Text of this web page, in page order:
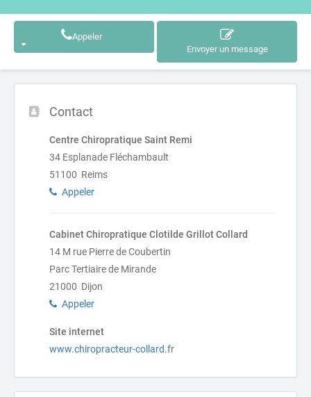
Envoyer un message
Contact
Centre Chiropratique Saint Remi
34 Esplanade Fléchambault
51100 Reims
Appeler
Cabinet Chiropratique Clotilde Grillot Collard
14 M rue Pierre de Coubertin
Parc Tertiaire de Mirande
21000 Dijon
Appeler
Site internet
www.chiropracteur-collard.fr